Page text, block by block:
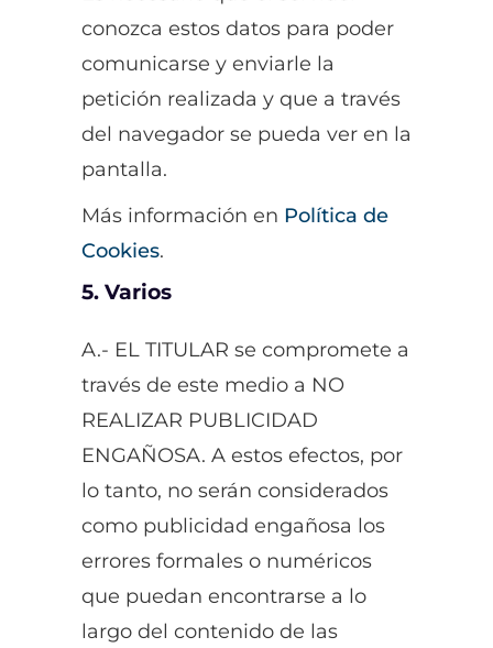
conozca estos datos para poder
comunicarse y enviarle la
petición realizada y que a través
del navegador se pueda ver en la
pantalla.
Más información en Política de
Cookies.
5. Varios
A.- EL TITULAR se compromete a
través de este medio a NO
REALIZAR PUBLICIDAD
ENGAÑOSA. A estos efectos, por
lo tanto, no serán considerados
como publicidad engañosa los
errores formales o numéricos
que puedan encontrarse a lo
largo del contenido de las